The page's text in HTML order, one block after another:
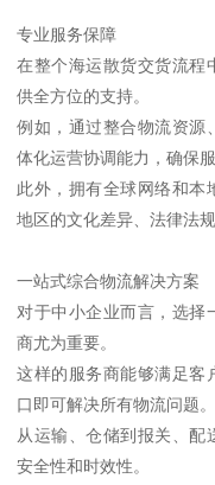
专业服务保障
在整个海运散货交货流程
供全方位的支持。
例如，通过整合物流资源
体化运营协调能力，确保
此外，拥有全球网络和本
地区的文化差异、法律法
一站式综合物流解决方案
对于中小企业而言，选择
商尤为重要。
这样的服务商能够满足客
口即可解决所有物流问题。
从运输、仓储到报关、配
安全性和时效性。